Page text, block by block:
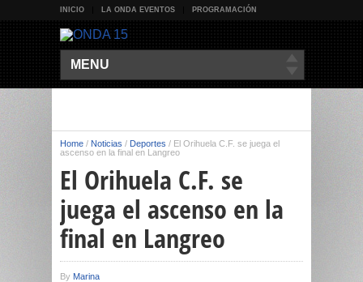
INICIO LA ONDA EVENTOS PROGRAMACIÓN
MENU
Home / Noticias / Deportes / El Orihuela C.F. se juega el
ascenso en la final en Langreo
El Orihuela C.F. se
juega el ascenso en la
final en Langreo
By Marina